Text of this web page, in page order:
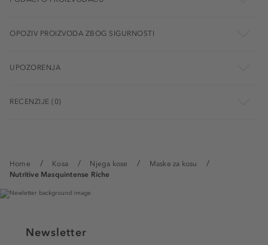
Home Kosa Njega kose
Maske za kosu
Nutritive Masquintense Riche
OPOZIV PROIZVODA ZBOG SIGURNOSTI
UPOZORENJA
RECENZIJE (0)
Newsletter